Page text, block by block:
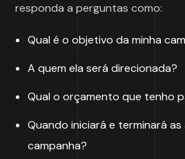
responda a perguntas como:
Qual é o objetivo da minha
A quem ela será direcionada?
Qual o orçamento que tenho
Quando iniciará e terminará
campanha?